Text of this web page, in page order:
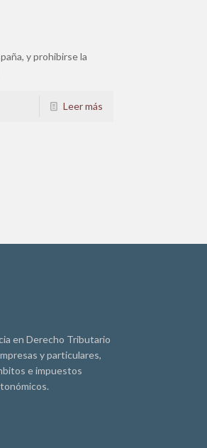
y prohibirse la
Leer más
en Derecho Tributario
y particulares,
e impuestos